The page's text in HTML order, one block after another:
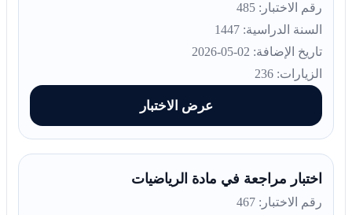
رقم الاختبار: 485
السنة الدراسية: 1447
تاريخ الإضافة: 02-05-2026
الزيارات: 236
عرض الاختبار
اختبار مراجعة في مادة الرياضيات
رقم الاختبار: 467